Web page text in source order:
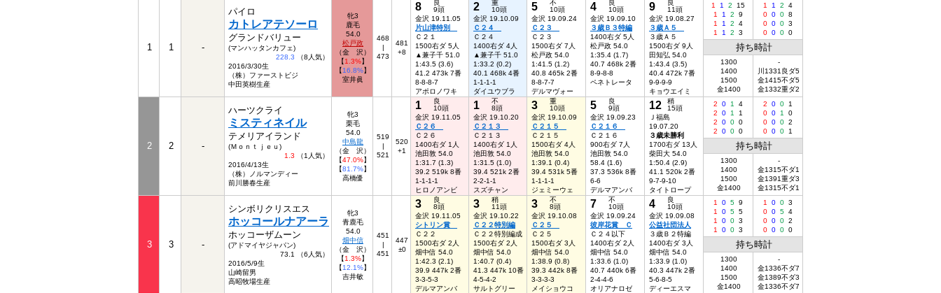
1 1 -
パイロ
カトレアテソーロ
グランドバリュー
(マンハッタンカフェ)
228.3 （8人気）
2016/3/30生
（株）ファーストビジ
中田英樹生産
牝3
鹿毛
54.0
松戸政
（金 沢）
【1.3%】
【16.8%】
室井眞
468
|
473
481
+8
8
良
9頭
金沢 19.11.05
片山津特別
Ｃ２１
1500右ダ 5人
▲兼子千 51.0
1:43.5 (3.6)
41.2 473k 7番
8-8-8-7
アポロノワキ
2
重
10頭
金沢 19.10.09
Ｃ２４
Ｃ２４
1400右ダ 4人
▲兼子千 51.0
1:33.2 (0.2)
40.1 468k 4番
1-1-1-1
ダイユウブラ
5
不
10頭
金沢 19.09.24
Ｃ２３
Ｃ２３
1500右ダ 7人
松戸政 54.0
1:41.5 (1.2)
40.8 465k 2番
8-8-7-7
デルマヴォー
4
良
10頭
金沢 19.09.10
３歳Ｂ３特編
1400右ダ 5人
松戸政 54.0
1:35.4 (1.7)
40.7 468k 2番
8-9-8-8
ペネトレータ
9
良
11頭
金沢 19.08.27
３歳Ａ５
３歳Ａ５
1500右ダ 9人
田知弘 54.0
1:43.4 (3.5)
40.4 472k 7番
9-9-9-9
キョウエイミ
1 1 2
15
1
1 2
9
1
1 2
4
1
1 2 3
1 1 2
4
0 0 0 8
0 0 0 3
0 0 0 0
持ち時計
1300
1400
1500
金1400
-
川1331良ダ5
金1415不ダ5
金1332重ダ2
2 2 -
ハーツクライ
ミスティネイル
テメリアイランド
(Ｍｏｎｔｊｅｕ)
1.3 （1人気）
2016/4/13生
（株）ノルマンディー
前川勝春生産
牝3
栗毛
54.0
中島龍
（金 沢）
【47.0%】
【81.7%】
高橋優
519
|
521
520
+1
1
良
10頭
金沢 19.11.05
Ｃ２６
Ｃ２６
1400右ダ 1人
池田敦 54.0
1:31.7 (1.3)
39.2 519k 8番
1-1-1-1
ヒロノアンビ
1
不
8頭
金沢 19.10.20
Ｃ２１３
Ｃ２１３
1400右ダ 1人
池田敦 54.0
1:31.5 (1.0)
39.4 521k 2番
2-2-1-1
スズチャン
3
重
10頭
金沢 19.10.09
Ｃ２１５
Ｃ２１５
1500右ダ 4人
池田敦 54.0
1:39.1 (0.4)
39.4 531k 5番
1-1-1-1
ジェミーウェ
5
良
9頭
金沢 19.09.23
Ｃ２１６
Ｃ２１６
900右ダ 7人
池田敦 54.0
58.4 (1.6)
37.3 536k 8番
6-6
デルマアンバ
12
稍
15頭
Ｊ福島
19.07.20
３歳未勝利
1700右ダ 13人
柴田大 54.0
1:50.4 (2.9)
41.1 520k 2番
9-7-9-10
タイトロープ
2 0 1
4
2
0 1
1
2
0 0 0
2
0 0 0
2 0 0
1
0 0 1
0
0 0 0 2
0 0 0 1
持ち時計
1300
1400
1500
金1400
-
金1315不ダ1
金1391重ダ3
金1315不ダ1
3 3 -
シンボリクリスエス
ホッコールナアーラ
ホッコーザムーン
(アドマイヤジャパン)
73.1 （6人気）
2016/5/9生
山崎留男
高昭牧場生産
牝3
青鹿毛
54.0
畑中信
（金 沢）
【1.3%】
【12.1%】
吉井敏
451
|
451
447
±0
3
良
8頭
金沢 19.11.05
シトリン賞
Ｃ２２
1500右ダ 2人
畑中信 54.0
1:42.3 (2.1)
39.9 447k 2番
3-3-5-3
デルマアンバ
3
稍
11頭
金沢 19.10.22
Ｃ２２特別編
Ｃ２２特別編成
1500右ダ 2人
畑中信 54.0
1:40.7 (0.4)
41.3 447k 10番
4-5-4-2
サルトグリー
3
不
8頭
金沢 19.10.08
Ｃ２５
Ｃ２５
1500右ダ 3人
畑中信 54.0
1:38.9 (0.8)
39.3 442k 8番
3-3-3-3
メイショウコ
7
不
10頭
金沢 19.09.24
彼岸花賞 Ｃ
Ｃ２４以下
1400右ダ 2人
畑中信 54.0
1:33.6 (1.0)
40.7 440k 6番
2-4-4-6
オリアナロゼ
4
良
10頭
金沢 19.09.08
公益社団法人
３歳Ｂ２特編
1400右ダ 3人
畑中信 54.0
1:33.9 (1.0)
40.3 447k 2番
5-6-8-5
ディーエスマ
1 0 5 9
1
0 5 5
1
0 0 3
1
0 0 3
1 0 0 3
0 0 5 4
0 0 0 2
0 0 0 0
持ち時計
1300
1400
1500
金1400
-
金1336不ダ7
金1389不ダ3
金1336不ダ7